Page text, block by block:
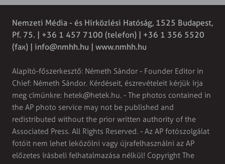
Nemzeti Média - és Hírközlési Hatóság, 1525 Budapest,
Pf. 75. | +36 1 457 7100 (telefon) | +36 1 356 5520
(fax) | info@nmhh.hu | www.nmhh.hu
Alapító-főszerkesztő: Németh Sándor - Founder Editor in
Chief: Németh Sándor. Kérdéseit, észrevételeit kérjük írja
meg címünkre: hetek@hetek.hu. - The photos contained in
the AP photo service may not be published and
redistributed without the prior written authority of the
Associated Press. All Rights Reserved. - Az AP fotószolgálat
fotóit nem lehet leközölni vagy újrafelhasználni az AP
előzetes írásbeli felhatalmazása nélkül! Copyright The